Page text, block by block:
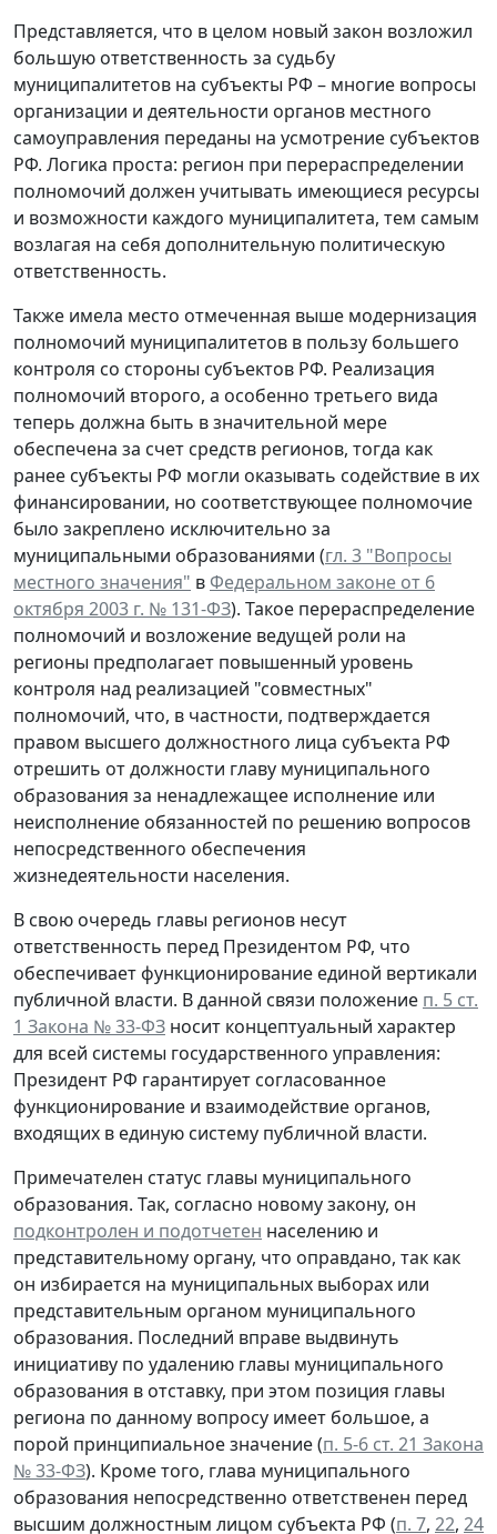
Представляется, что в целом новый закон возложил
большую ответственность за судьбу
муниципалитетов на субъекты РФ – многие вопросы
организации и деятельности органов местного
самоуправления переданы на усмотрение субъектов
РФ. Логика проста: регион при перераспределении
полномочий должен учитывать имеющиеся ресурсы
и возможности каждого муниципалитета, тем самым
возлагая на себя дополнительную политическую
ответственность.
Также имела место отмеченная выше модернизация
полномочий муниципалитетов в пользу большего
контроля со стороны субъектов РФ. Реализация
полномочий второго, а особенно третьего вида
теперь должна быть в значительной мере
обеспечена за счет средств регионов, тогда как
ранее субъекты РФ могли оказывать содействие в их
финансировании, но соответствующее полномочие
было закреплено исключительно за
муниципальными образованиями (гл. 3 "Вопросы
местного значения" вФедеральном законе от 6
октября 2003 г. № 131-ФЗ). Такое перераспределение
полномочий и возложение ведущей роли на
регионы предполагает повышенный уровень
контроля над реализацией "совместных"
полномочий, что, в частности, подтверждается
правом высшего должностного лица субъекта РФ
отрешить от должности главу муниципального
образования за ненадлежащее исполнение или
неисполнение обязанностей по решению вопросов
непосредственного обеспечения
жизнедеятельности населения.
В свою очередь главы регионов несут
ответственность перед Президентом РФ, что
обеспечивает функционирование единой вертикали
публичной власти. В данной связи положение п. 5 ст.
1 Закона № 33-ФЗ носит концептуальный характер
для всей системы государственного управления:
Президент РФ гарантирует согласованное
функционирование и взаимодействие органов,
входящих в единую систему публичной власти.
Примечателен статус главы муниципального
образования. Так, согласно новому закону, он
подконтролен и подотчетен населению и
представительному органу, что оправдано, так как
он избирается на муниципальных выборах или
представительным органом муниципального
образования. Последний вправе выдвинуть
инициативу по удалению главы муниципального
образования в отставку, при этом позиция главы
региона по данному вопросу имеет большое, а
порой принципиальное значение (п. 5-6 ст. 21 Закона
№ 33-ФЗ). Кроме того, глава муниципального
образования непосредственно ответственен перед
высшим должностным лицом субъекта РФ (п. 7, 22, 24